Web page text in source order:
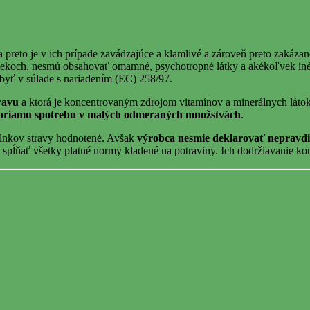
preto je v ich prípade zavádzajúce a klamlivé a zároveň preto
nesmú obsahovať omamné, psychotropné látky a akékoľvek
v súlade s nariadením (EC) 258/97.
a ktorá je koncentrovaným zdrojom vitamínov a minerálnych
spotrebu v malých odmeraných množstvách.
stravy hodnotené. Avšak výrobca nesmie deklarovať
všetky platné normy kladené na potraviny. Ich dodržiavanie